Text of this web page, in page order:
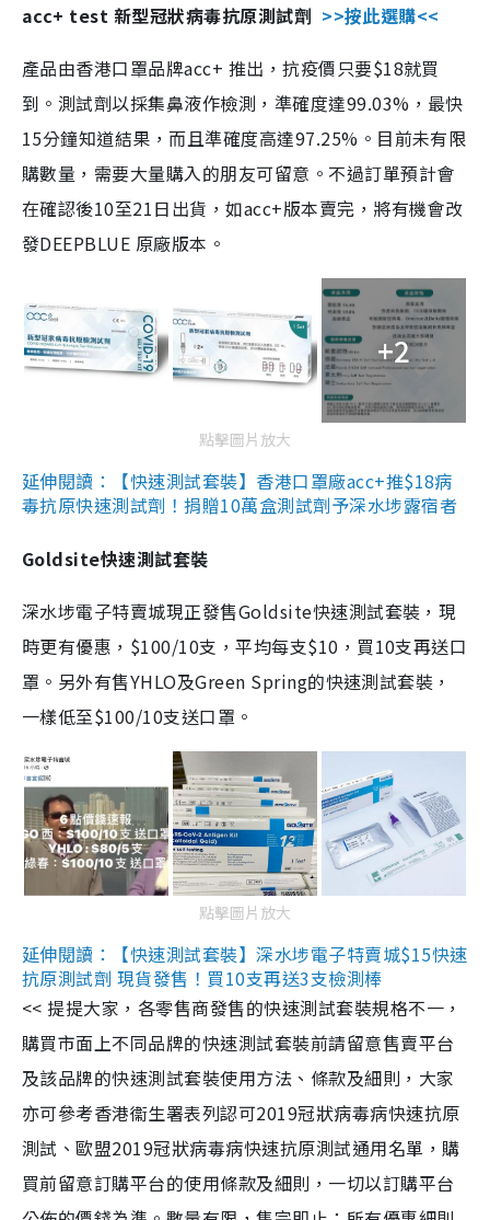
acc+ test 新型冠狀病毒抗原測試劑 >>按此選購<<
產品由香港口罩品牌acc+ 推出，抗疫價只要$18就買
到。測試劑以採集鼻液作檢測，準確度達99.03%，最快
15分鐘知道結果，而且準確度高達97.25%。目前未有限
購數量，需要大量購入的朋友可留意。不過訂單預計會
在確認後10至21日出貨，如acc+版本賣完，將有機會改
發DEEPBLUE 原廠版本。
+2
點擊圖片放大
延伸閱讀：【快速測試套裝】香港口罩廠acc+推$18病
毒抗原快速測試劑！捐贈10萬盒測試劑予深水埗露宿者
Goldsite快速測試套裝
深水埗電子特賣城現正發售Goldsite快速測試套裝，現
時更有優惠，$100/10支，平均每支$10，買10支再送口
罩。另外有售YHLO及Green Spring的快速測試套裝，
一樣低至$100/10支送口罩。
點擊圖片放大
延伸閱讀：【快速測試套裝】深水埗電子特賣城$15快速
抗原測試劑 現貨發售！買10支再送3支檢測棒
<< 提提大家，各零售商發售的快速測試套裝規格不一，
購買市面上不同品牌的快速測試套裝前請留意售賣平台
及該品牌的快速測試套裝使用方法、條款及細則，大家
亦可參考香港衞生署表列認可2019冠狀病毒病快速抗原
測試、歐盟2019冠狀病毒病快速抗原測試通用名單，購
買前留意訂購平台的使用條款及細則，一切以訂購平台